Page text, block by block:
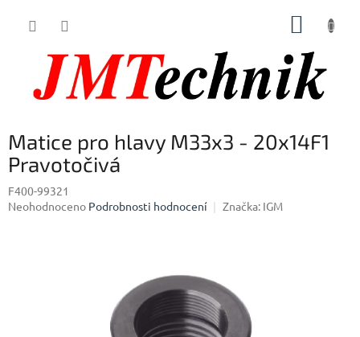
Matice pro hlavy M33x3 - 20x14F1
Pravotočivá
F400-99321
Průměrné
Neohodnoceno Podrobnosti hodnocení Značka: IGM